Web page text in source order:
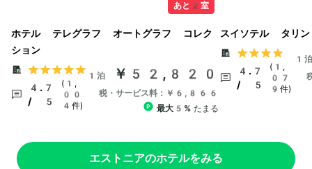
あと2室
ホテル テレグラフ オートグラフ コレク
ション
4.7
/ 5
(1,
00
4件)
1泊 ￥52,820
税・サービス料：￥6,866
最大5% たまる
スイソテル タリン
4.7
/ 5
(1,
07
9件)
1泊
エストニアのホテルをみる